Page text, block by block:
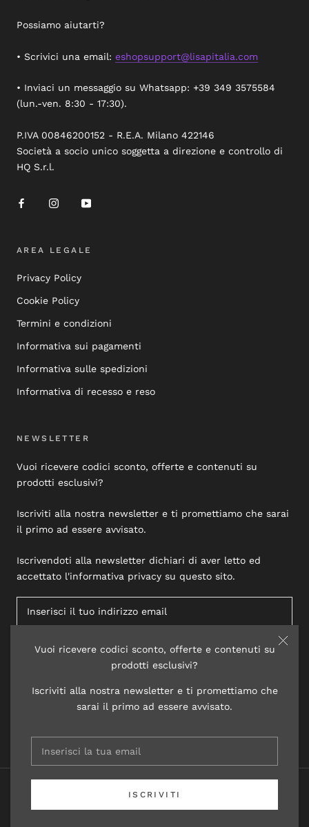
Vuoi ricevere codici sconto, offerte e contenuti su
prodotti esclusivi?
Iscriviti alla nostra newsletter e ti promettiamo che
sarai il primo ad essere avvisato.
ISCRIVITI
Possiamo aiutarti?
• Scrivici una email: eshopsupport@lisapitalia.com
• Inviaci un messaggio su Whatsapp: +39 349 3575584
(lun.-ven. 8:30 - 17:30).
P.IVA 00846200152 - R.E.A. Milano 422146
Società a socio unico soggetta a direzione e controllo di
HQ S.r.l.
AREA LEGALE
Privacy Policy
Cookie Policy
Termini e condizioni
Informativa sui pagamenti
Informativa sulle spedizioni
Informativa di recesso e reso
NEWSLETTER
Vuoi ricevere codici sconto, offerte e contenuti su
prodotti esclusivi?
Iscriviti alla nostra newsletter e ti promettiamo che sarai
il primo ad essere avvisato.
Iscrivendoti alla newsletter dichiari di aver letto ed
accettato l'informativa privacy su questo sito.
ISCRIVITI